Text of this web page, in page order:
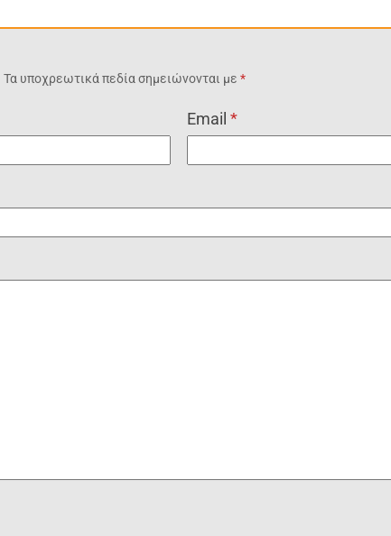
Τα υποχρεωτικά πεδία σημειώνονται με*
Email*